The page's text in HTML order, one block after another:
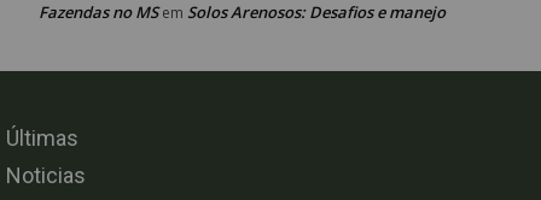
Fazendas no MSem Solos Arenosos: Desafios e manejo
Últimas
Noticias